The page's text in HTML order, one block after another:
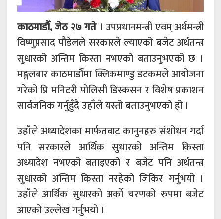
काठमाडौँ, जेठ २७ गते ।उपप्रधानमन्त्री एवम् अर्थमन्त्री
विष्णुप्रसाद पौडेलले सरकारले ल्याएको बजेट अर्थतन्त्र
सुधारको अन्तिम किस्ता नभएको बताउनुभएको छ ।
मङ्गलबार काठमाडौँमा क्लिकमाण्डु डटकमले आयोजना
गरेको प्रि मनिटरी पोलिसी डिस्कसन र विशेष प्रकाशन
सार्वजनिक गर्नुहुँदै उहाँले यस्तो बताउनुभएको हो ।
उहाँले अध्यादेशका मार्फतबाट कानुनहरु संशोधन गर्दा
पनि सरकारले आर्थिक सुधारको अन्तिम किस्ता
अध्यादेश नभएको बताइएको र बजेट पनि अर्थतन्त्र
सुधारको अन्तिम किस्ता नरहेको जिकिर गर्नुभयो ।
उहाँले आर्थिक सुधारको अर्को चरणको रुपमा बजेट
आएको उल्लेख गर्नुभयो ।